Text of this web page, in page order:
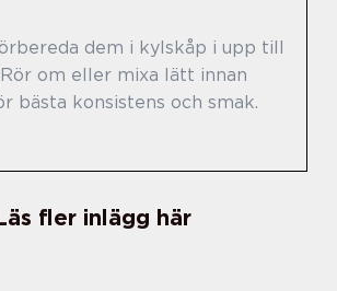
dem i kylskåp i upp till
om eller mixa lätt innan
bästa konsistens och smak.
fler inlägg här